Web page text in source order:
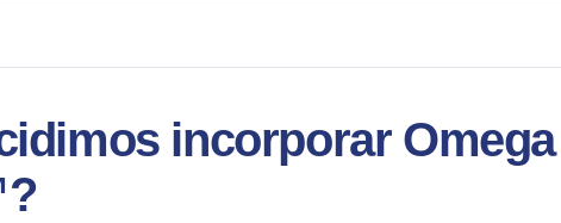
incorporar Omega